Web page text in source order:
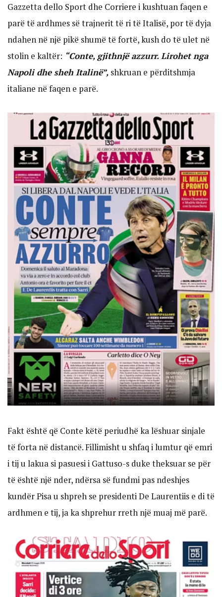
Gazzetta dello Sport dhe Corriere i kushtuan faqen e
parë të ardhmes së trajnerit të ri të Italisë, por të dyja
ndahen në një pikë shumë të fortë, kush do të ulet në
stolin e kaltër: “Conte, gjithnjë azzurr. Lirohet nga
Napoli dhe sheh Italinë”, shkruan e përditshmja
italiane në faqen e parë.
Fakt është që Conte këtë periudhë ka lëshuar sinjale
të forta në distancë. Fillimisht u shfaq i lumtur që emri
i tij u lakua si pasuesi i Gattuso-s duke theksuar se për
të është një nder, ndërsa së fundmi pas ndeshjes
kundër Pisa u shpreh se presidenti De Laurentiis e di të
ardhmen e tij, ja ka shprehur rreth një muaj më parë.